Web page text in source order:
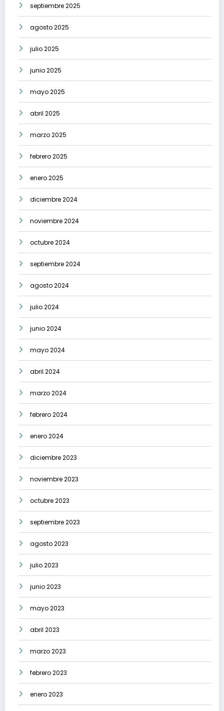
septiembre 2025
agosto 2025
julio 2025
junio 2025
mayo 2025
abril 2025
marzo 2025
febrero 2025
enero 2025
diciembre 2024
noviembre 2024
octubre 2024
septiembre 2024
agosto 2024
julio 2024
junio 2024
mayo 2024
abril 2024
marzo 2024
febrero 2024
enero 2024
diciembre 2023
noviembre 2023
octubre 2023
septiembre 2023
agosto 2023
julio 2023
junio 2023
mayo 2023
abril 2023
marzo 2023
febrero 2023
enero 2023